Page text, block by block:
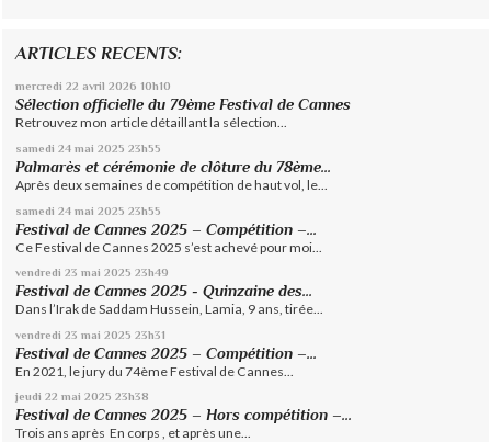
ARTICLES RECENTS:
mercredi 22 avril 2026 10h10
Sélection officielle du 79ème Festival de Cannes
Retrouvez mon article détaillant la sélection...
samedi 24 mai 2025 23h55
Palmarès et cérémonie de clôture du 78ème...
Après deux semaines de compétition de haut vol, le...
samedi 24 mai 2025 23h55
Festival de Cannes 2025 – Compétition –...
Ce Festival de Cannes 2025 s’est achevé pour moi...
vendredi 23 mai 2025 23h49
Festival de Cannes 2025 - Quinzaine des...
Dans l’Irak de Saddam Hussein, Lamia, 9 ans, tirée...
vendredi 23 mai 2025 23h31
Festival de Cannes 2025 – Compétition –...
En 2021, le jury du 74ème Festival de Cannes...
jeudi 22 mai 2025 23h38
Festival de Cannes 2025 – Hors compétition –...
Trois ans après En corps , et après une...